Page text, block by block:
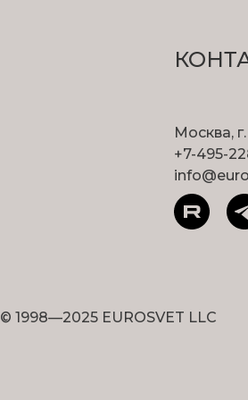
Москва,
+7-495-
© 1998—2025 EUROSVET LLC